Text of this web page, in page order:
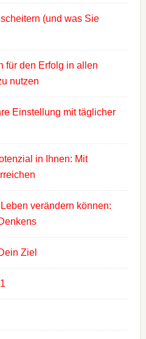
(und was Sie
für den Erfolg in allen
nutzen
Einstellung mit täglicher
in Ihnen: Mit
verändern können:
Ziel